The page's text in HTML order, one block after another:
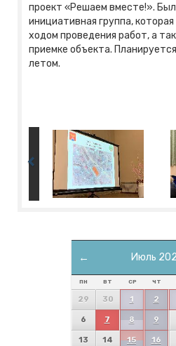
проект «Решаем вместе!».
инициативная группа,
ходом проведения работ, а
приемке объекта.
летом.
← Июль
ПН ВТ СР ЧТ
29 30 1 2
6 7 8 9
13 14 15 16